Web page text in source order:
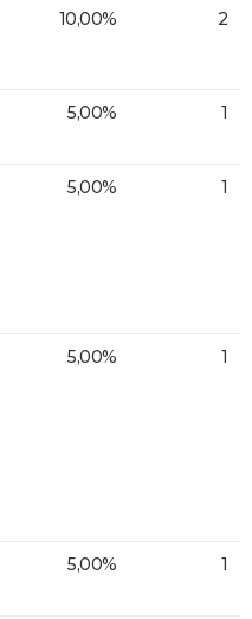
10,00% 2
5,00% 1
5,00% 1
5,00% 1
5,00% 1